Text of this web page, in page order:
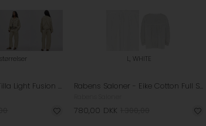
Rabens Saloner - Tilla Light Fusion Jakke - Sand
L, WHITE
Rabens Saloner - Eike Cotton Full Sleeve Bluse - White
780,00 DKK